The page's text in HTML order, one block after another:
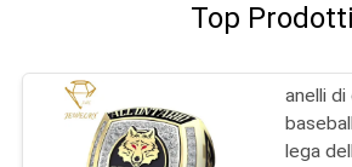
Top Prodotti
anelli
lega